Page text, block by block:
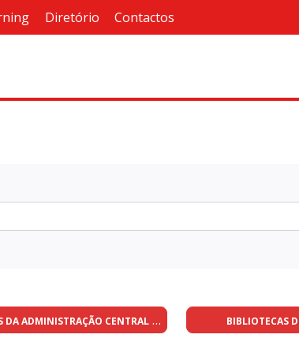
Diretório Contactos
DA ADMINISTRAÇÃO CENTRAL BIBLIOTECAS